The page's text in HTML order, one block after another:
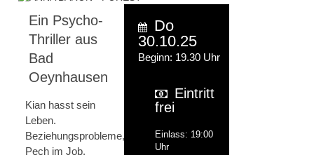
Ein Psycho-
Thriller aus
Bad
Oeynhausen
Kian hasst sein
Leben.
Beziehungsprobleme,
Pech im Job,
Do
30.10.25
Beginn: 19.30 Uhr
Eintritt
frei
Einlass: 19:00
Uhr